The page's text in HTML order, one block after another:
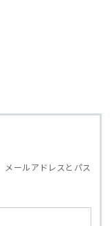
メールアドレスとパス